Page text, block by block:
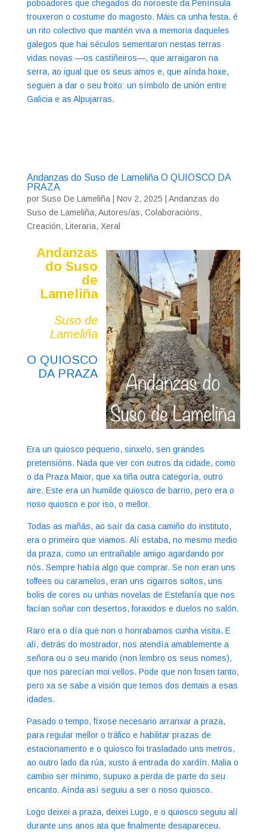
poboadores que chegados do noroeste da Península
trouxeron o costume do magosto. Máis ca unha festa, é
un rito colectivo que mantén viva a memoria daqueles
galegos que hai séculos sementaron nestas terras
vidas novas —os castiñeiros—, que arraigaron na
serra, ao igual que os seus amos e, que aínda hoxe,
seguen a dar o seu froito: un símbolo de unión entre
Galicia e as Alpujarras.
Andanzas do Suso de Lameliña O QUIOSCO DA
PRAZA
por Suso De Lameliña| Nov 2, 2025
Andanzas do
Suso de Lameliña, Autores/as, Colaboracións,
Creación, Literaria, Xeral
Andanzas
do Suso
de
Lameliña
Suso de
Lameliña
O QUIOSCO
DA PRAZA
Era un quiosco pequeno, sinxelo, sen grandes
pretensións. Nada que ver con outros da cidade, como
o da Praza Maior, que xa tiña outra categoría, outro
aire. Este era un humilde quiosco de barrio, pero era o
noso quiosco e por iso, o mellor.
Todas as mañás, ao saír da casa camiño do instituto,
era o primeiro que viamos. Alí estaba, no mesmo medio
da praza, como un entrañable amigo agardando por
nós. Sempre había algo que comprar. Se non eran uns
toffees ou caramelos, eran uns cigarros soltos, uns
bolis de cores ou unhas novelas de Estefanía que nos
facían soñar con desertos, foraxidos e duelos no salón.
Raro era o día que non o honrabamos cunha visita. E
alí, detrás do mostrador, nos atendía amablemente a
señora ou o seu marido (non lembro os seus nomes),
que nos parecían moi vellos. Pode que non fosen tanto,
pero xa se sabe a visión que temos dos demais a esas
idades.
Pasado o tempo, fíxose necesario arranxar a praza,
para regular mellor o tráfico e habilitar prazas de
estacionamento e o quiosco foi trasladado uns metros,
ao outro lado da rúa, xusto á entrada do xardín. Malia o
cambio ser mínimo, supuxo a perda de parte do seu
encanto. Aínda así seguiu a ser o noso quiosco.
Logo deixei a praza, deixei Lugo, e o quiosco seguiu alí
durante uns anos ata que finalmente desapareceu.